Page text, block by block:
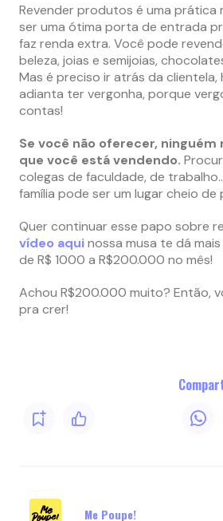
Revender produtos é uma prática
ser uma ótima porta de entrada
faz renda extra. Você pode
beleza, joias e semijoias,
Mas é preciso ir atrás da clientela,
adianta ter vergonha, porque
contas!
Se você não oferecer, ninguém
que você está vendendo.
colegas de faculdade, de
família pode ser um lugar cheio
Quer continuar esse papo sobre
vídeo aqui nossa musa te dá
de R$ 1000 a R$200.000 no mês!
Achou R$200.000 muito? Então,
pra crer!
Me Poupe!